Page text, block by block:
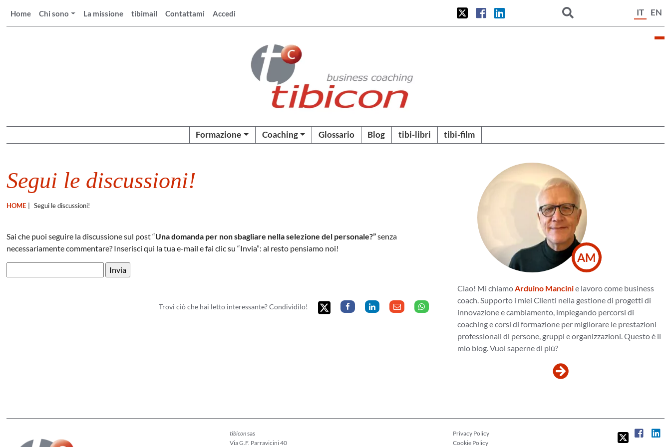
Home Chi sono La missione tibimail Contattami Accedi IT EN
Formazione Coaching Glossario Blog tibi-libri tibi-film
Segui le discussioni!
HOME Segui le discussioni!
Sai che puoi seguire la discussione sul post “Una domanda per non sbagliare nella selezione del personale?”senza
necessariamente commentare? Inserisci qui la tua e-mail e fai clic su “Invia”: al resto pensiamo noi!
Trovi ciò che hai letto interessante? Condividilo!
AM
Ciao! Mi chiamoArduino Mancinie lavoro come business
coach. Supporto i miei Clienti nella gestione di progetti di
innovazione e cambiamento, impiegando percorsi di
coaching e corsi di formazione per migliorare le prestazioni
professionali di persone, gruppi e organizzazioni. Questo è il
mio blog. Vuoi saperne di più?
tibiconsas
Via G.F. Parravicini 40
Privacy Policy
Cookie Policy